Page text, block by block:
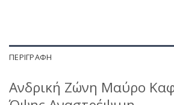
ΠΕΡΙΓΡΑΦΉ
Ανδρική Ζώνη Μαύρο